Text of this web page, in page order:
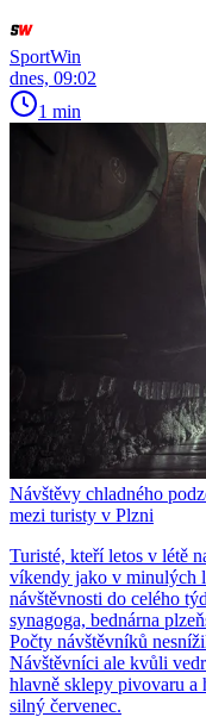
SportWin
dnes, 09:02
1 min
Návštěvy chladného
mezi turisty v Plzni
Turisté, kteří letos v létě
víkendy jako v minulých
návštěvnosti do celého
synagoga, bednárna
Počty návštěvníků
Návštěvníci ale kvůli
hlavně sklepy pivovaru a
silný červenec.